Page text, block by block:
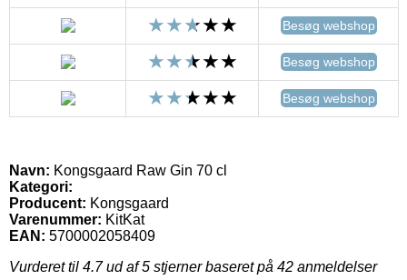
Besøg webshop
Besøg webshop
Besøg webshop
Navn: Kongsgaard Raw Gin 70 cl
Kategori:
Producent: Kongsgaard
Varenummer: KitKat
EAN: 5700002058409
Vurderet til 4.7ud af 5 stjerner baseret på 42 anmeldelser